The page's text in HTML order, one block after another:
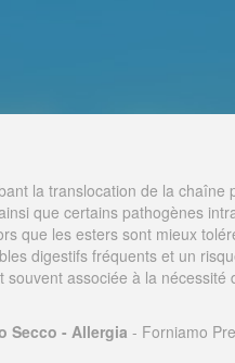
la translocation de la
que certains pathogènes
que les esters sont mieux
digestifs fréquents et un
souvent associée à la nécessité
Secco - Allergia - Forniamo